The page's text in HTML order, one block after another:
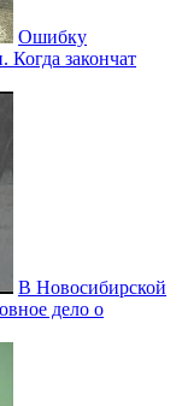
Ошибку
закончат
В Новосибирской
дело о